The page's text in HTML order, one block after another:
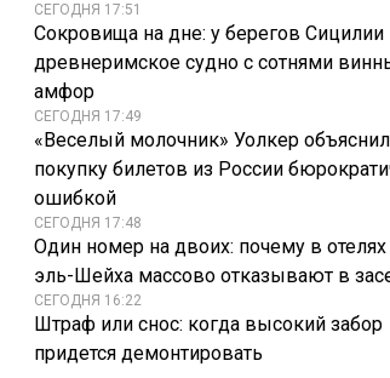
СЕГОДНЯ 17:51
Сокровища на дне: у берегов
древнеримское судно с сотнями
амфор
СЕГОДНЯ 17:49
«Веселый молочник» Уолкер объяснил
покупку билетов из России
ошибкой
СЕГОДНЯ 17:48
Один номер на двоих: почему в
эль-Шейха массово отказывают в
СЕГОДНЯ 16:22
Штраф или снос: когда высокий забор
придется демонтировать